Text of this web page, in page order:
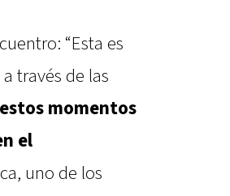
“Esta es
través de las
momentos
el
uno de los